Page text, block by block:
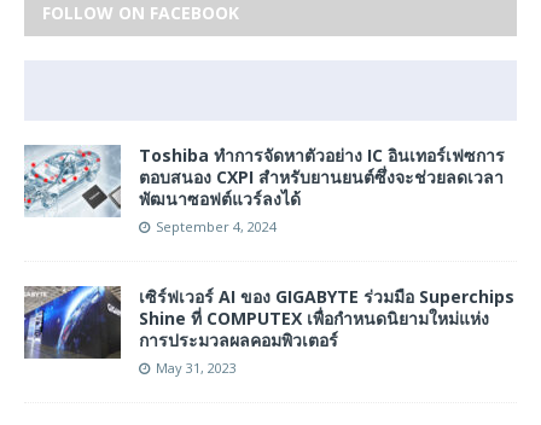
FOLLOW ON FACEBOOK
Toshiba ทำการจัดหาตัวอย่าง IC อินเทอร์เฟซการ
ตอบสนอง CXPI สำหรับยานยนต์ซึ่งจะช่วยลดเวลา
พัฒนาซอฟต์แวร์ลงได้
September 4, 2024
เซิร์ฟเวอร์ AI ของ GIGABYTE ร่วมมือ Superchips
Shine ที่ COMPUTEX เพื่อกำหนดนิยามใหม่แห่ง
การประมวลผลคอมพิวเตอร์
May 31, 2023